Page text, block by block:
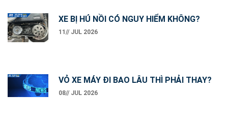
XE BỊ HÚ NỒI CÓ NGUY HIỂM KHÔNG?
11// JUL 2026
VỎ XE MÁY ĐI BAO LÂU THÌ PHẢI THAY?
08// JUL 2026